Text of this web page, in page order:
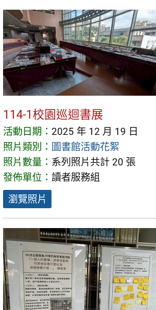
114-1校園巡迴書展
活動日期： 2025 年 12 月 19 日
照片類別： 圖書館活動花絮
照片數量： 系列照片共計 20 張
發佈單位： 讀者服務組
瀏覽照片